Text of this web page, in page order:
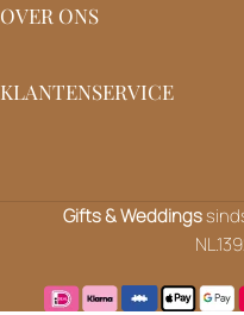
OVER ONS
KLANTENSERVICE
Gifts & Weddings